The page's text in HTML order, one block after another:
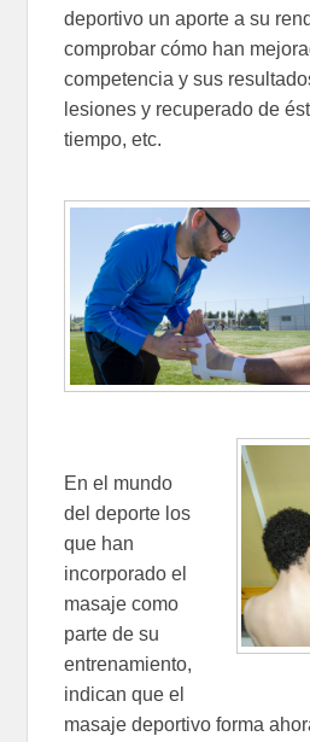
deportivo un aporte a su
comprobar cómo han
competencia y sus
lesiones y recuperado de
tiempo, etc.
En el mundo
del deporte los
que han
incorporado el
masaje como
parte de su
entrenamiento,
indican que el
masaje deportivo forma